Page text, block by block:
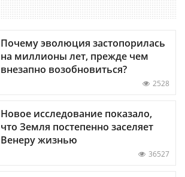
Почему эволюция застопорилась
на миллионы лет, прежде чем
внезапно возобновиться?
2528
Новое исследование показало,
что Земля постепенно заселяет
Венеру жизнью
36527